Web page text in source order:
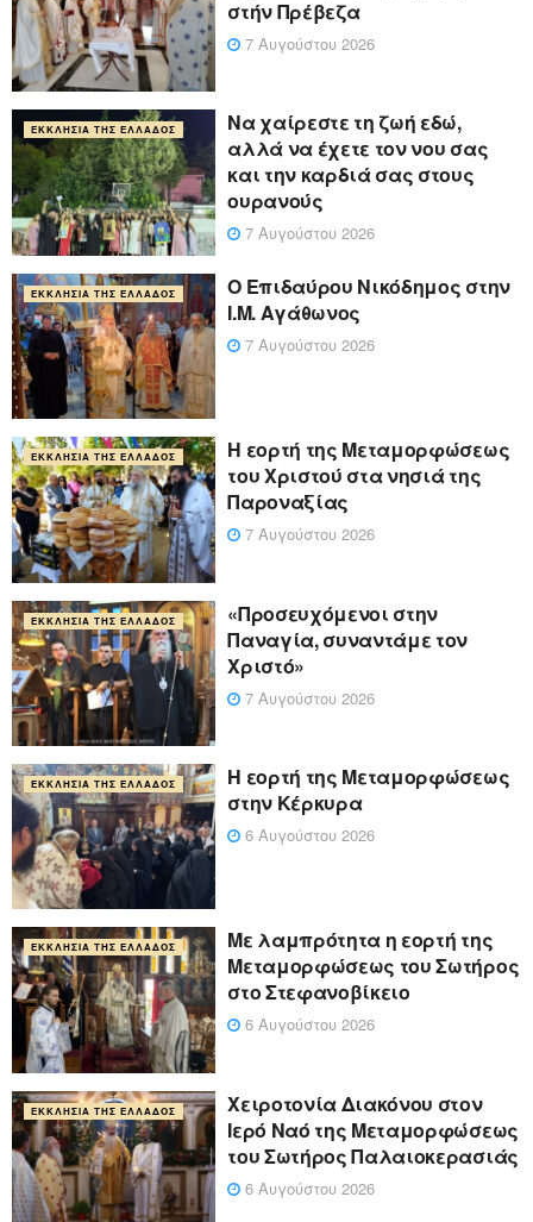
στήν Πρέβεζα
7 Αυγούστου 2026
ΕΚΚΛΗΣΊΑ ΤΗΣ ΕΛΛΆΔΟΣ
Να χαίρεστε τη ζωή εδώ,
αλλά να έχετε τον νου σας
και την καρδιά σας στους
ουρανούς
7 Αυγούστου 2026
ΕΚΚΛΗΣΊΑ ΤΗΣ ΕΛΛΆΔΟΣ
Ο Επιδαύρου Νικόδημος στην
Ι.Μ. Αγάθωνος
7 Αυγούστου 2026
ΕΚΚΛΗΣΊΑ ΤΗΣ ΕΛΛΆΔΟΣ
Η εορτή της Μεταμορφώσεως
του Χριστού στα νησιά της
Παροναξίας
7 Αυγούστου 2026
ΕΚΚΛΗΣΊΑ ΤΗΣ ΕΛΛΆΔΟΣ
«Προσευχόμενοι στην
Παναγία, συναντάμε τον
Χριστό»
7 Αυγούστου 2026
ΕΚΚΛΗΣΊΑ ΤΗΣ ΕΛΛΆΔΟΣ
Η εορτή της Μεταμορφώσεως
στην Κέρκυρα
6 Αυγούστου 2026
ΕΚΚΛΗΣΊΑ ΤΗΣ ΕΛΛΆΔΟΣ
Με λαμπρότητα η εορτή της
Μεταμορφώσεως του Σωτήρος
στο Στεφανοβίκειο
6 Αυγούστου 2026
ΕΚΚΛΗΣΊΑ ΤΗΣ ΕΛΛΆΔΟΣ
Χειροτονία Διακόνου στον
Ιερό Ναό της Μεταμορφώσεως
του Σωτήρος Παλαιοκερασιάς
6 Αυγούστου 2026